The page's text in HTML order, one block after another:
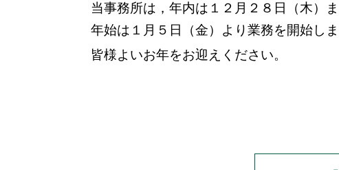
当事務所は，年内は１２月２８日（木）
年始は１月５日（金）より業務を開始しま
皆様よいお年をお迎えください。